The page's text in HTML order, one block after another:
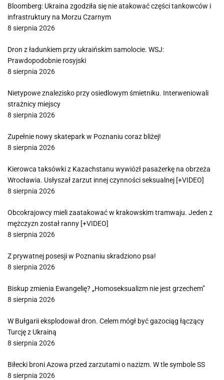
Bloomberg: Ukraina zgodziła się nie atakować części tankowców i
infrastruktury na Morzu Czarnym
8 sierpnia 2026
Dron z ładunkiem przy ukraińskim samolocie. WSJ:
Prawdopodobnie rosyjski
8 sierpnia 2026
Nietypowe znalezisko przy osiedlowym śmietniku. Interweniowali
strażnicy miejscy
8 sierpnia 2026
Zupełnie nowy skatepark w Poznaniu coraz bliżej!
8 sierpnia 2026
Kierowca taksówki z Kazachstanu wywiózł pasażerkę na obrzeża
Wrocławia. Usłyszał zarzut innej czynności seksualnej [+VIDEO]
8 sierpnia 2026
Obcokrajowcy mieli zaatakować w krakowskim tramwaju. Jeden z
mężczyzn został ranny [+VIDEO]
8 sierpnia 2026
Z prywatnej posesji w Poznaniu skradziono psa!
8 sierpnia 2026
Biskup zmienia Ewangelię? „Homoseksualizm nie jest grzechem”
8 sierpnia 2026
W Bułgarii eksplodował dron. Celem mógł być gazociąg łączący
Turcję z Ukrainą
8 sierpnia 2026
Biłecki broni Azowa przed zarzutami o nazizm. W tle symbole SS
8 sierpnia 2026